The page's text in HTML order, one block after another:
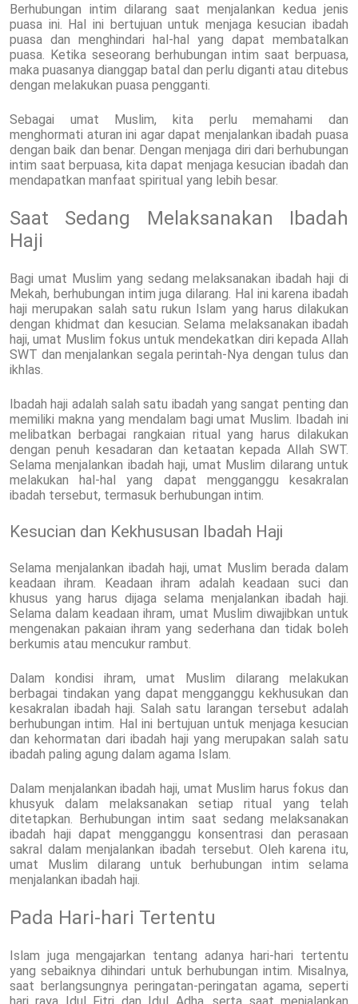
Berhubungan intim dilarang saat menjalankan kedua jenis
puasa ini. Hal ini bertujuan untuk menjaga kesucian ibadah
puasa dan menghindari hal-hal yang dapat membatalkan
puasa. Ketika seseorang berhubungan intim saat berpuasa,
maka puasanya dianggap batal dan perlu diganti atau ditebus
dengan melakukan puasa pengganti.
Sebagai umat Muslim, kita perlu memahami dan
menghormati aturan ini agar dapat menjalankan ibadah puasa
dengan baik dan benar. Dengan menjaga diri dari berhubungan
intim saat berpuasa, kita dapat menjaga kesucian ibadah dan
mendapatkan manfaat spiritual yang lebih besar.
Saat Sedang Melaksanakan Ibadah
Haji
Bagi umat Muslim yang sedang melaksanakan ibadah haji di
Mekah, berhubungan intim juga dilarang. Hal ini karena ibadah
haji merupakan salah satu rukun Islam yang harus dilakukan
dengan khidmat dan kesucian. Selama melaksanakan ibadah
haji, umat Muslim fokus untuk mendekatkan diri kepada Allah
SWT dan menjalankan segala perintah-Nya dengan tulus dan
ikhlas.
Ibadah haji adalah salah satu ibadah yang sangat penting dan
memiliki makna yang mendalam bagi umat Muslim. Ibadah ini
melibatkan berbagai rangkaian ritual yang harus dilakukan
dengan penuh kesadaran dan ketaatan kepada Allah SWT.
Selama menjalankan ibadah haji, umat Muslim dilarang untuk
melakukan hal-hal yang dapat mengganggu kesakralan
ibadah tersebut, termasuk berhubungan intim.
Kesucian dan Kekhususan Ibadah Haji
Selama menjalankan ibadah haji, umat Muslim berada dalam
keadaan ihram. Keadaan ihram adalah keadaan suci dan
khusus yang harus dijaga selama menjalankan ibadah haji.
Selama dalam keadaan ihram, umat Muslim diwajibkan untuk
mengenakan pakaian ihram yang sederhana dan tidak boleh
berkumis atau mencukur rambut.
Dalam kondisi ihram, umat Muslim dilarang melakukan
berbagai tindakan yang dapat mengganggu kekhusukan dan
kesakralan ibadah haji. Salah satu larangan tersebut adalah
berhubungan intim. Hal ini bertujuan untuk menjaga kesucian
dan kehormatan dari ibadah haji yang merupakan salah satu
ibadah paling agung dalam agama Islam.
Dalam menjalankan ibadah haji, umat Muslim harus fokus dan
khusyuk dalam melaksanakan setiap ritual yang telah
ditetapkan. Berhubungan intim saat sedang melaksanakan
ibadah haji dapat mengganggu konsentrasi dan perasaan
sakral dalam menjalankan ibadah tersebut. Oleh karena itu,
umat Muslim dilarang untuk berhubungan intim selama
menjalankan ibadah haji.
Pada Hari-hari Tertentu
Islam juga mengajarkan tentang adanya hari-hari tertentu
yang sebaiknya dihindari untuk berhubungan intim. Misalnya,
saat berlangsungnya peringatan-peringatan agama, seperti